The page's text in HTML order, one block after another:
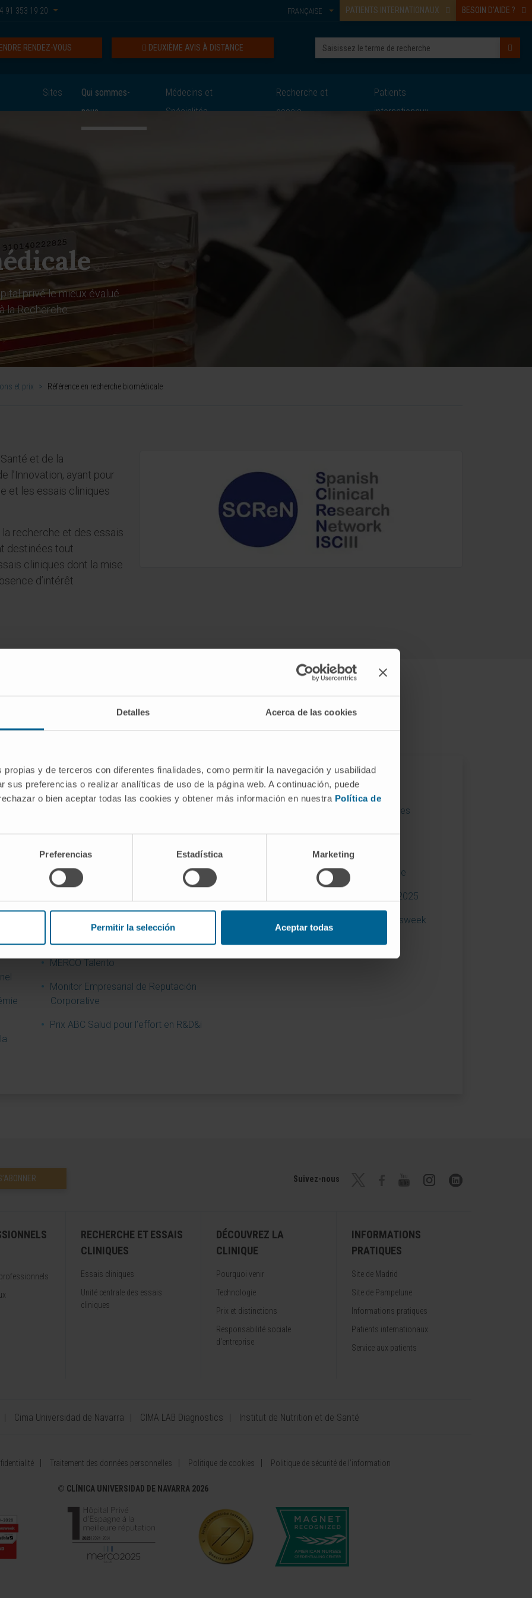
Detalles Acerca de las cookies
propias y de terceros con diferentes finalidades, como permitir la navegación y usabilidad
sus preferencias o realizar analíticas de uso de la página web. A continuación, puede
o bien aceptar todas las cookies y obtener más información en nuestra Política de
Preferencias Estadística Marketing
Permitir la selección Aceptar todas
91 353 19 20 PATIENTS INTERNATIONAUX BESOIN D’AIDE ?
FRANÇAISE
DEUXIÈME AVIS À DISTANCE
RENDEZ-VOUS
Sites
Qui sommes-
nous
Médecins et
Spécialités
Recherche et
essais
Patients
internationaux
privé le mieux évalué
la Recherche
et prix > Référence en recherche biomédicale
et de la
l’Innovation, ayant pour
et les essais cliniques
recherche et des essais
destinées tout
cliniques dont la mise
d’intérêt
Joint Commission International
Meilleure institution sanitaire de la
Meilleure page web d’une institution
sanitaire et sociale
Meilleur hôpital privé espagnol (OCU,
MERCO Talento
Monitor Empresarial de Reputación
Corporative
Prix ABC Salud pour l’effort en R&D&i
Prix Best in Class (BIC)
Prix de l’excellence en qualité dans les
Prix Meilleure Idée 2019
Référence en recherche biomédicale
World's Best Specialized Hospitals 2025
World’s Best Smart Hospitals - Newsweek
Suivez-nous
RECHERCHE ET ESSAIS
CLINIQUES
Essais cliniques
Unité centrale des essais
cliniques
DÉCOUVREZ LA
CLINIQUE
Pourquoi venir
Technologie
Prix et distinctions
Responsabilité sociale
d'entreprise
INFORMATIONS
PRATIQUES
Site de Madrid
Site de Pampelune
Informations pratiques
Patients internationaux
Service aux patients
Cima Universidad de Navarra CIMA LAB Diagnostics Institut de Nutrition et de Santé
Traitement des données personnelles Politique de cookies Politique de sécurité de l’information
© CLÍNICA UNIVERSIDAD DE NAVARRA 2026